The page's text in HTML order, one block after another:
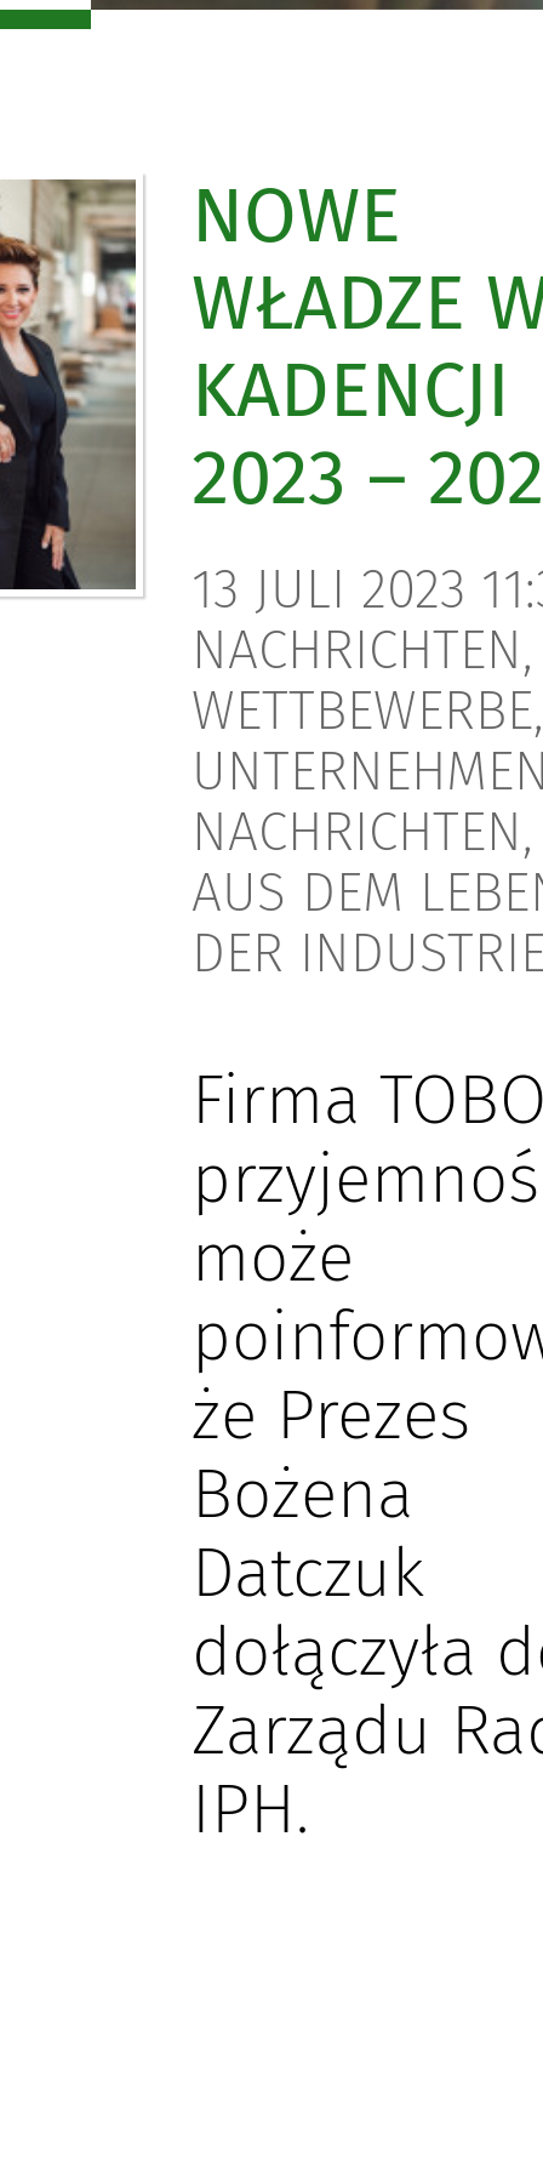
NOWE
WŁADZE
KADENCJI
2023 –
13 JULI 2023
NACHRICHTEN,
WETTBEWERBE,
NACHRICHTEN,
AUS DEM
DER
Firma
może
że Prezes
Bożena
Datczuk
dołączyła
Zarządu
IPH.